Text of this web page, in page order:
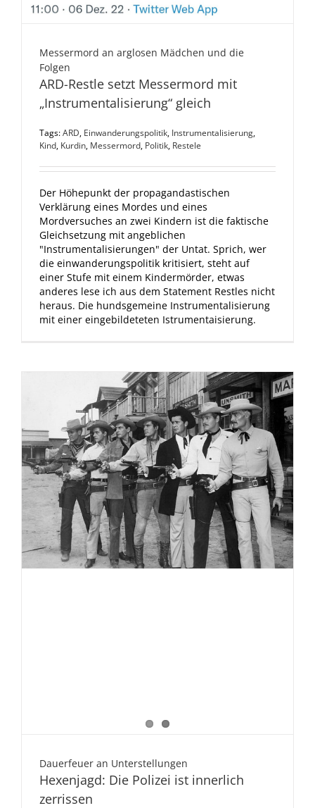
Messermord an arglosen Mädchen und die
Folgen
ARD-Restle setzt Messermord mit
„Instrumentalisierung“ gleich
Tags:ARD, Einwanderungspolitik, Instrumentalisierung,
Kind, Kurdin, Messermord, Politik, Restele
Der Höhepunkt der propagandastischen
Verklärung eines Mordes und eines
Mordversuches an zwei Kindern ist die faktische
Gleichsetzung mit angeblichen
"Instrumentalisierungen" der Untat. Sprich, wer
die einwanderungspolitik kritisiert, steht auf
einer Stufe mit einem Kindermörder, etwas
anderes lese ich aus dem Statement Restles nicht
heraus. Die hundsgemeine Instrumentalisierung
mit einer eingebildeteten Istrumentaisierung.
Dauerfeuer an Unterstellungen
Hexenjagd: Die Polizei ist innerlich
zerrissen